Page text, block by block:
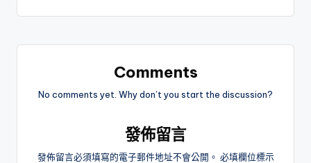
Comments
No comments yet. Why don’t you start the discussion?
發佈留言
發佈留言必須填寫的電子郵件地址不會公開。 必填欄位標示